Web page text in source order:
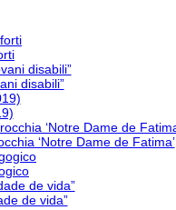
disabili”
‘Notre Dame de Fatima’
de vida”